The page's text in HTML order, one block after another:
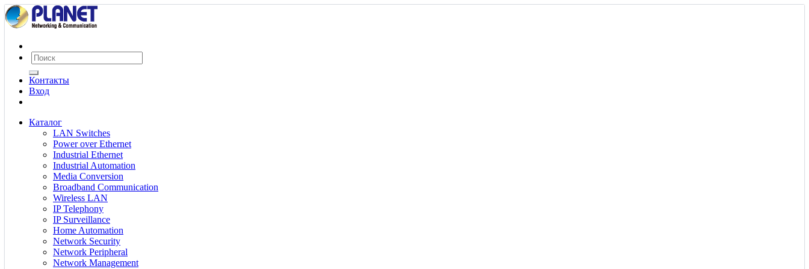
Контакты
Вход
Каталог
LAN Switches
Power over Ethernet
Industrial Ethernet
Industrial Automation
Media Conversion
Broadband Communication
Wireless LAN
IP Telephony
IP Surveillance
Home Automation
Network Security
Network Peripheral
Network Management